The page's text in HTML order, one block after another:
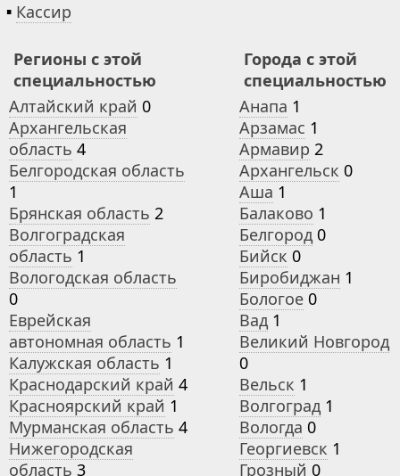
▪ Кассир
Регионы с этой
специальностью
Алтайский край 0
Архангельская
область 4
Белгородская область
1
Брянская область 2
Волгоградская
область 1
Вологодская область
0
Еврейская
автономная область 1
Калужская область 1
Краснодарский край 4
Красноярский край 1
Мурманская область 4
Нижегородская
область 3
Города с этой
специальностью
Анапа 1
Арзамас 1
Армавир 2
Архангельск 0
Аша 1
Балаково 1
Белгород 0
Бийск 0
Биробиджан 1
Бологое 0
Вад 1
Великий Новгород
0
Вельск 1
Волгоград 1
Вологда 0
Георгиевск 1
Грозный 0